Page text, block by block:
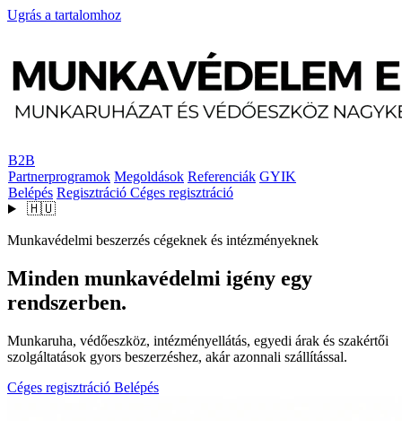
Ugrás a tartalomhoz
B2B
Partnerprogramok Megoldások Referenciák GYIK
Belépés Regisztráció Céges regisztráció
🇭🇺
Munkavédelmi beszerzés cégeknek és intézményeknek
Minden munkavédelmi igény egy
rendszerben.
Munkaruha, védőeszköz, intézményellátás, egyedi árak és szakértői
szolgáltatások gyors beszerzéshez, akár azonnali szállítással.
Céges regisztráció Belépés